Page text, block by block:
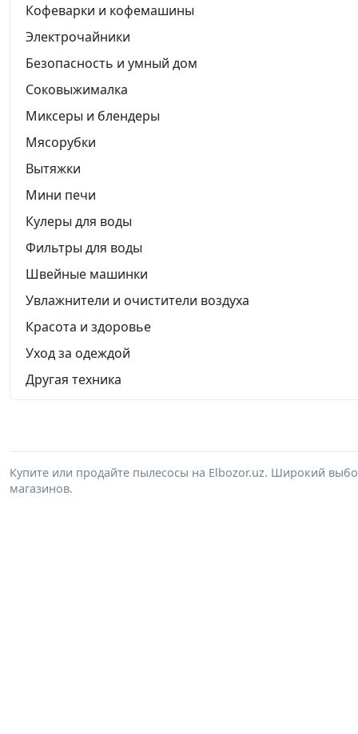
Кофеварки и кофемашины
Электрочайники
Безопасность и умный дом
Соковыжималка
Миксеры и блендеры
Мясорубки
Вытяжки
Мини печи
Кулеры для воды
Фильтры для воды
Швейные машинки
Увлажнители и очистители воздуха
Красота и здоровье
Уход за одеждой
Другая техника
Купите или продайте пылесосы на Elbozor.uz. Широкий
магазинов.